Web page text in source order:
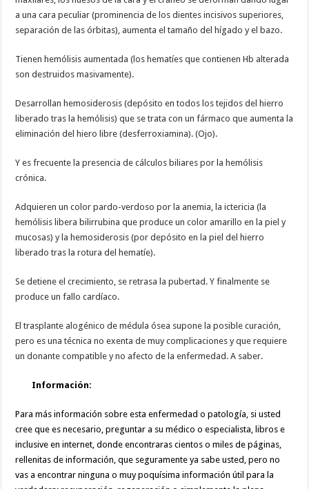
a una cara peculiar (prominencia de los dientes incisivos superiores,
separación de las órbitas), aumenta el tamaño del hígado y el bazo.
Tienen hemólisis aumentada (los hematíes que contienen Hb alterada
son destruidos masivamente).
Desarrollan hemosiderosis (depósito en todos los tejidos del hierro
liberado tras la hemólisis) que se trata con un fármaco que aumenta la
eliminación del hiero libre (desferroxiamina). (Ojo).
Y es frecuente la presencia de cálculos biliares por la hemólisis
crónica.
Adquieren un color pardo-verdoso por la anemia, la ictericia (la
hemólisis libera bilirrubina que produce un color amarillo en la piel y
mucosas) y la hemosiderosis (por depósito en la piel del hierro
liberado tras la rotura del hematíe).
Se detiene el crecimiento, se retrasa la pubertad. Y finalmente se
produce un fallo cardíaco.
El trasplante alogénico de médula ósea supone la posible curación,
pero es una técnica no exenta de muy complicaciones y que requiere
un donante compatible y no afecto de la enfermedad. A saber.
Información:
Para más información sobre esta enfermedad o patología, si usted
cree que es necesario, preguntar a su médico o especialista, libros e
inclusive en internet, donde encontraras cientos o miles de páginas,
rellenitas de información, que seguramente ya sabe usted, pero no
vas a encontrar ninguna o muy poquísima información útil para la